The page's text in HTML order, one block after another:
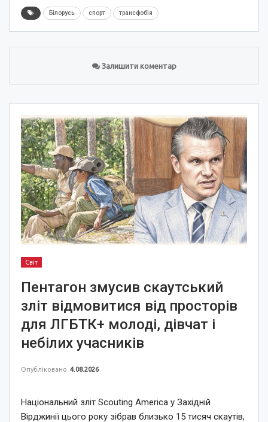
Білорусь спорт трансфобія
Залишити коментар
Світ
Пентагон змусив скаутський
зліт відмовитися від просторів
для ЛГБТК+ молоді, дівчат і
небілих учасників
Опубліковано 4.08.2026
Національний зліт Scouting America у Західній
Вірджинії цього року зібрав близько 15 тисяч скаутів,